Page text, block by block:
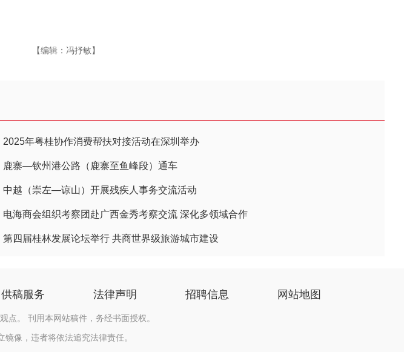
【编辑：冯抒敏】
2025年粤桂协作消费帮扶对接活动在深圳举办
鹿寨—钦州港公路（鹿寨至鱼峰段）通车
中越（崇左—谅山）开展残疾人事务交流活动
电海商会组织考察团赴广西金秀考察交流 深化多领域合作
第四届桂林发展论坛举行 共商世界级旅游城市建设
供稿服务 法律声明 招聘信息 网站地图
点。 刊用本网站稿件，务经书面授权。
像，违者将依法追究法律责任。